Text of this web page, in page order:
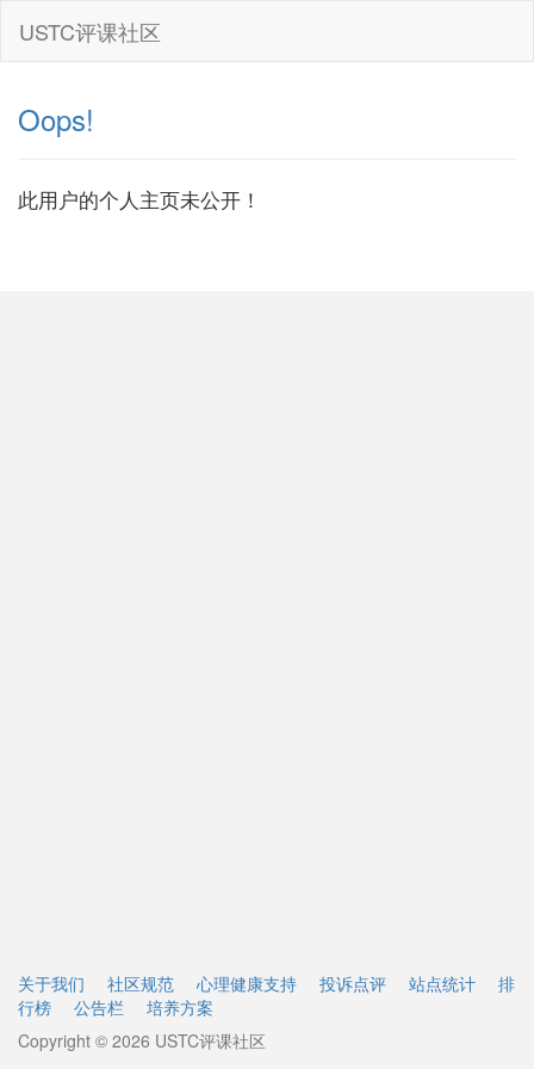
USTC评课社区
Oops!
此用户的个人主页未公开！
关于我们 社区规范 心理健康支持 投诉点评 站点统计
排
行榜
公告栏
培养方案
Copyright © 2026 USTC评课社区